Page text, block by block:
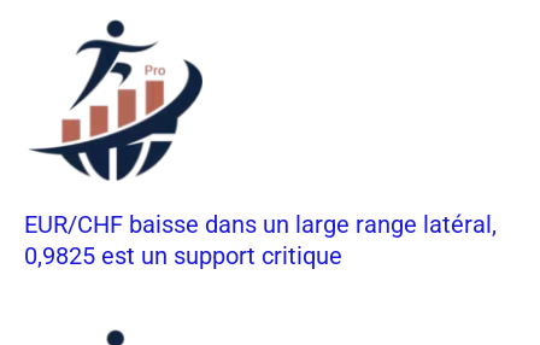
EUR/CHF baisse dans un large range latéral,
0,9825 est un support critique